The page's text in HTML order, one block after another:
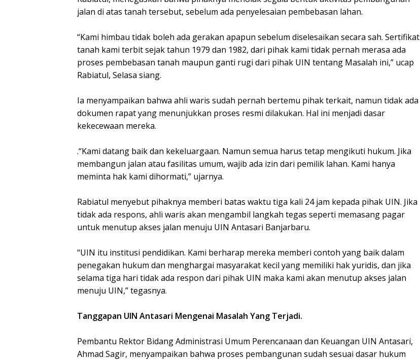
jalan di atas tanah tersebut, sebelum ada penyelesaian pembebasan lahan.
“Kami himbau tidak boleh ada gerakan apapun sebelum diselesaikan secara sah. Sertifikat
tanah kami terbit sejak tahun 1979 dan 1982, dari pihak kami tidak pernah merasa ada
proses pembebasan tanah maupun ganti rugi dari pihak UIN tentang Masalah ini,” ucap
Rabiatul, Selasa siang.
Ia menyampaikan bahwa ahli waris sudah pernah bertemu pihak terkait, namun tidak ada
dokumen rapat yang menunjukkan proses resmi dilakukan. Hal ini menjadi dasar
kekecewaan mereka.
.“Kami datang baik dan kekeluargaan. Namun semua harus tetap mengikuti hukum. Jika
membangun jalan atau fasilitas umum, wajib ada izin dari pemilik lahan. Kami hanya
meminta hak kami dihormati,” ujarnya.
Rabiatul menyebut pihaknya memberi batas waktu tiga kali 24 jam kepada pihak UIN. Jika
tidak ada respons, ahli waris akan mengambil langkah tegas seperti memasang pagar
untuk menutup akses jalan menuju UIN Antasari Banjarbaru.
“UIN itu institusi pendidikan. Kami berharap mereka memberi contoh yang baik dalam
penegakan hukum dan menghargai masyarakat kecil yang memiliki hak yuridis, dan jika
selama tiga hari tidak ada respon dari pihak UIN maka kami akan menutup akses jalan
menuju UIN,” tegasnya.
Tanggapan UIN Antasari Mengenai Masalah Yang Terjadi.
Pembantu Rektor Bidang Administrasi Umum Perencanaan dan Keuangan UIN Antasari,
Ahmad Sagir, menyampaikan bahwa proses pembangunan sudah sesuai dasar hukum